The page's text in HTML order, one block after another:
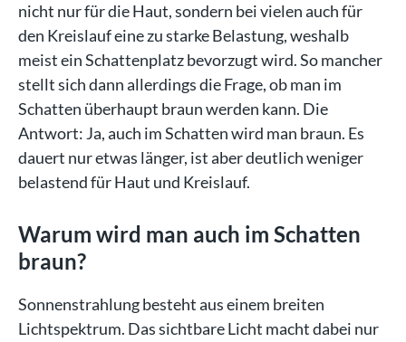
nicht nur für die Haut, sondern bei vielen auch für
den Kreislauf eine zu starke Belastung, weshalb
meist ein Schattenplatz bevorzugt wird. So mancher
stellt sich dann allerdings die Frage, ob man im
Schatten überhaupt braun werden kann. Die
Antwort: Ja, auch im Schatten wird man braun. Es
dauert nur etwas länger, ist aber deutlich weniger
belastend für Haut und Kreislauf.
Warum wird man auch im Schatten
braun?
Sonnenstrahlung besteht aus einem breiten
Lichtspektrum. Das sichtbare Licht macht dabei nur